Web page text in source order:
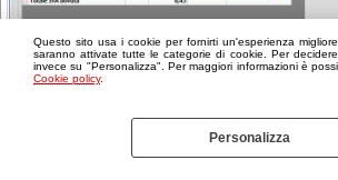
Questo sito usa i cookie per fornirti un'esperienza
saranno attivate tutte le categorie di cookie. Per
invece su "Personalizza". Per maggiori informazioni è
Cookie policy.
Personalizza